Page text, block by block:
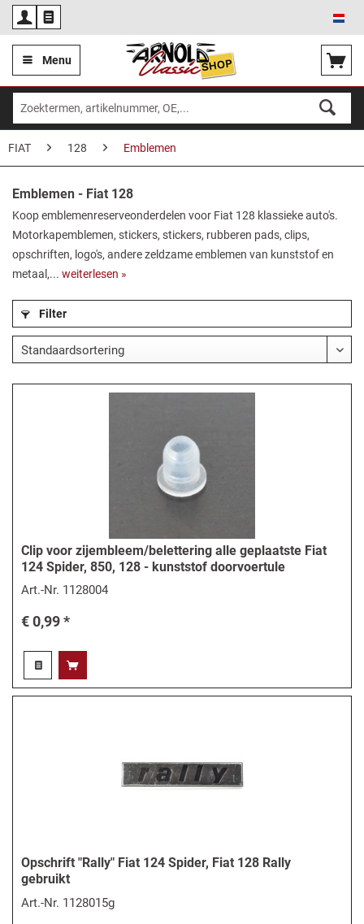
Menu
FIAT 128 Emblemen
Emblemen - Fiat 128
Koop emblemenreserveonderdelen voor Fiat 128 klassieke auto's.
Motorkapemblemen, stickers, stickers, rubberen pads, clips,
opschriften, logo's, andere zeldzame emblemen van kunststof en
metaal,... weiterlesen »
Filter
Clip voor zijembleem/belettering alle geplaatste Fiat
124 Spider, 850, 128 - kunststof doorvoertule
Art.-Nr. 1128004
€ 0,99 *
Opschrift "Rally" Fiat 124 Spider, Fiat 128 Rally
gebruikt
Art.-Nr. 1128015g